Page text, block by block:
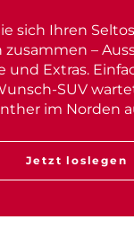
sich Ihren
zusammen –
und Extras.
SUV
im Norden
Jetzt loslegen